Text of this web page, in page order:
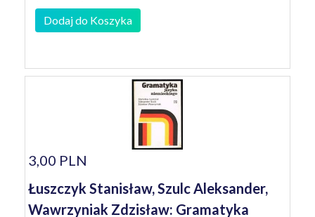
Dodaj do Koszyka
3,00 PLN
Łuszczyk Stanisław, Szulc Aleksander,
Wawrzyniak Zdzisław: Gramatyka